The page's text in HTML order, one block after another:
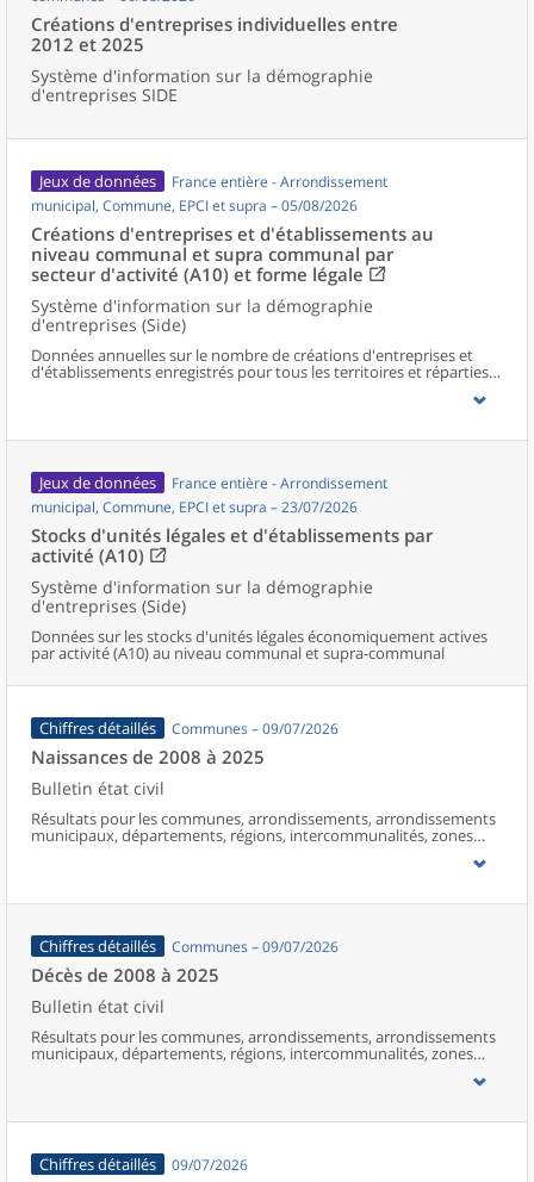
Créations d'entreprises individuelles entre
2012 et 2025
Système d'information sur la démographie
d'entreprises SIDE
Jeux de données
France entière - Arrondissement
municipal, Commune, EPCI et supra – 05/08/2026
Créations d'entreprises et d'établissements au
niveau communal et supra communal par
secteur d'activité (A10) et forme légale
Système d'information sur la démographie
d'entreprises (Side)
Données annuelles sur le nombre de créations d'entreprises et
d'établissements enregistrés pour tous les territoires et réparties
selon le secteur d’activité et la forme légale.
Jeux de données
France entière - Arrondissement
municipal, Commune, EPCI et supra – 23/07/2026
Stocks d'unités légales et d'établissements par
activité (A10)
Système d'information sur la démographie
d'entreprises (Side)
Données sur les stocks d'unités légales économiquement actives
par activité (A10) au niveau communal et supra-communal
Chiffres détaillés Communes – 09/07/2026
Naissances de 2008 à 2025
Bulletin état civil
Résultats pour les communes, arrondissements, arrondissements
municipaux, départements, régions, intercommunalités, zones
d’emploi, bassins de vie, unités urbaines et aires d’attraction des
Chiffres détaillés Communes – 09/07/2026
Décès de 2008 à 2025
Bulletin état civil
Résultats pour les communes, arrondissements, arrondissements
municipaux, départements, régions, intercommunalités, zones
d’emploi, bassins de vie, unités urbaines et aires d’attraction des
Chiffres détaillés 09/07/2026